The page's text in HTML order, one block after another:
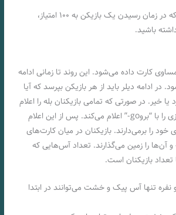
هدف از بازی این است که در زمان رسیدن‌ یک بازیکن به ۱۰۰ امتیاز،
باشید.
کارت داده‌ می‌شود. این روند تا زمانی ادامه
در ادامه دیلر باید از هر بازیکن بپرسد که آیا
یا خیر. در صورتی که تمامی بازیکنان بله را اعلام
کرده باشند، دیلر آغاز بازی را با “بروgo-” اعلام می‌کند. پس از این اعلام
خود را برمی‌دارند. بازیکنان در میان کارت‌های
آن‌ها را زمین می‌گذارند. تعداد آس‌هایی که
تعداد بازیکنان است.
نفره تنها آس پیک و خشت می‌توانند در ابتدا